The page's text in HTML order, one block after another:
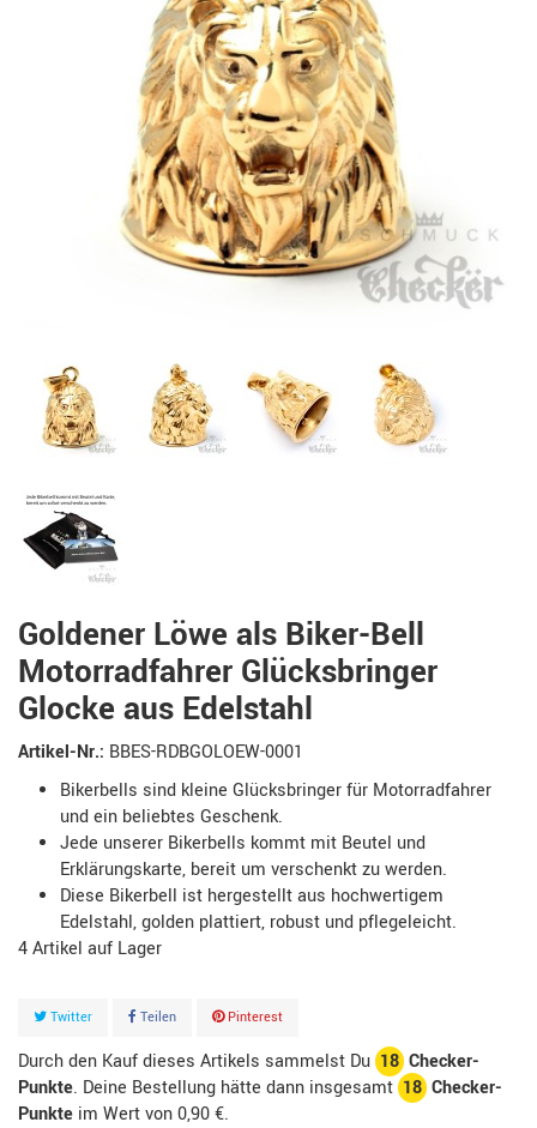
Goldener Löwe als Biker-Bell
Motorradfahrer Glücksbringer
Glocke aus Edelstahl
Artikel-Nr.: BBES-RDBGOLOEW-0001
Bikerbells sind kleine Glücksbringer für Motorradfahrer
und ein beliebtes Geschenk.
Jede unserer Bikerbells kommt mit Beutel und
Erklärungskarte, bereit um verschenkt zu werden.
Diese Bikerbell ist hergestellt aus hochwertigem
Edelstahl, golden plattiert, robust und pflegeleicht.
4Artikel
Twitter Teilen Pinterest
Durch den Kauf dieses Artikels sammelst Du 18 Checker-
Punkte. Deine Bestellung hätte dann insgesamt 18 Checker-
Punkte im Wert von0,90 €.